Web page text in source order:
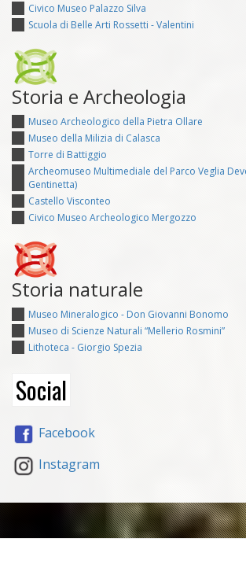
Civico Museo Palazzo Silva
Scuola di Belle Arti Rossetti - Valentini
Storia e Archeologia
Museo Archeologico della Pietra Ollare
Museo della Milizia di Calasca
Torre di Battiggio
Archeomuseo Multimediale del Parco Veglia
Gentinetta)
Castello Visconteo
Civico Museo Archeologico Mergozzo
Storia naturale
Museo Mineralogico - Don Giovanni Bonomo
Museo di Scienze Naturali “Mellerio Rosmini”
Lithoteca - Giorgio Spezia
Social
Facebook
Instagram